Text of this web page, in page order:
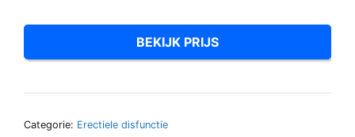
BEKIJK PRIJS
Categorie: Erectiele disfunctie